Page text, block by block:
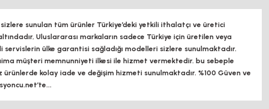
sunulan tüm ürünler Türkiye’deki yetkili ithalatçı ve üretici
Uluslararası markaların sadece Türkiye için üretilen veya
ülke garantisi sağladığı modelleri sizlere sunulmaktadır.
müşteri memnunniyeti ilkesi ile hizmet vermektedir. bu sebeple
ürünlerde kolay iade ve değişim hizmeti sunulmaktadır. %100 Güven ve